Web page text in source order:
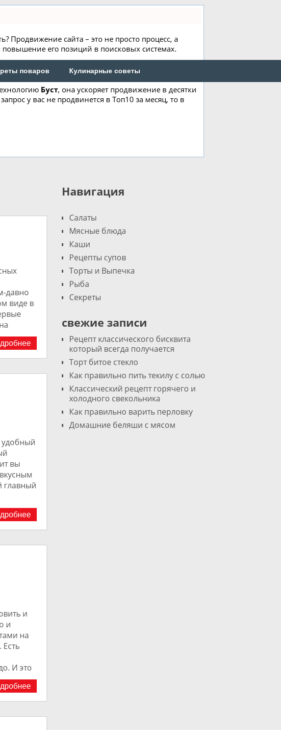
поваров Кулинарные советы
Продвижение сайта – это не просто процесс, а
его позиций в поисковых системах.
Буст, она ускоряет продвижение в десятки
у вас не продвинется в Топ10 за месяц, то в
давно
виде в
удобный
вы
главный
и
и
на
И это
Навигация
Салаты
Мясные блюда
Каши
Рецепты супов
Торты и Выпечка
Рыба
Секреты
свежие записи
Рецепт классического бисквита
который всегда получается
Торт битое стекло
Как правильно пить текилу с солью
Классический рецепт горячего и
холодного свекольника
Как правильно варить перловку
Домашние беляши с мясом